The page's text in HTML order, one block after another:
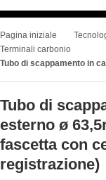
Pagina iniziale
Terminali carbonio
Tubo di
esterno ø
fascetta con
registrazione)